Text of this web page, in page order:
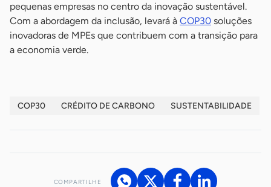
pequenas empresas no centro da inovação sustentável.
Com a abordagem da inclusão, levará à COP30 soluções
inovadoras de MPEs que contribuem com a transição para
a economia verde.
COP30 CRÉDITO DE CARBONO SUSTENTABILIDADE
COMPARTILHE